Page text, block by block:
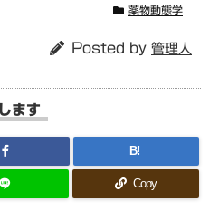
薬物動態学
Posted by 管理人
ます
B!
Copy